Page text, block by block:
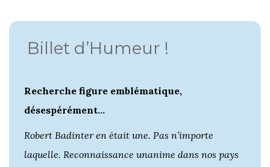
Billet d’Humeur !
Recherche figure emblématique,
désespérément…
Robert Badinter en était une. Pas n’importe
laquelle. Reconnaissance unanime dans nos pays